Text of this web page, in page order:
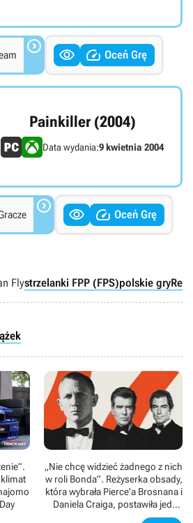
   Oceń Grę
Painkiller (2004)
Data wydania:9 kwietnia 2004
   Oceń Grę
Flystrzelanki FPP (FPS)polskie gry
„Nie chcę widzieć żadnego z nich
w roli Bonda”. Reżyserka obsady,
która wybrała Pierce'a Brosnana i
Daniela Craiga, postawiła jeden
warunek nowemu 007